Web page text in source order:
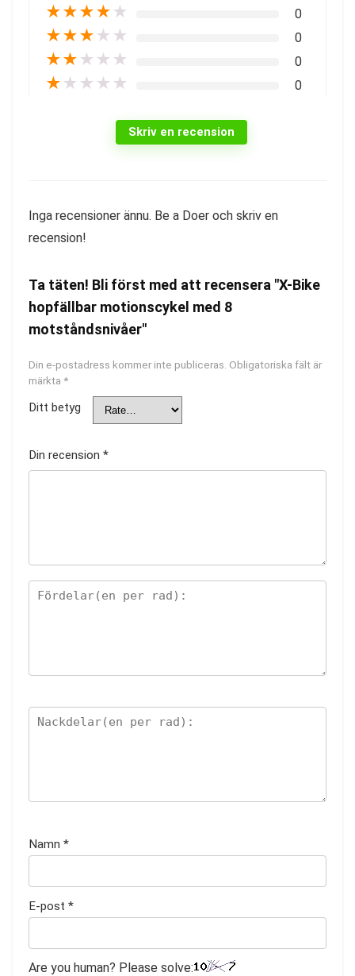
★★★★ ★ 0
★★★ ★ ★ 0
★★ ★ ★ ★ 0
★ ★ ★ ★ ★ 0
Skriv en recension
Inga recensioner ännu. Be a Doer och skriv en
recension!
Ta täten! Bli först med att recensera "X-Bike
hopfällbar motionscykel med 8
motståndsnivåer"
Din e-postadress kommer inte publiceras. Obligatoriska fält är
märkta *
Ditt betyg
Din recension *
Namn *
E-post *
Are you human? Please solve: